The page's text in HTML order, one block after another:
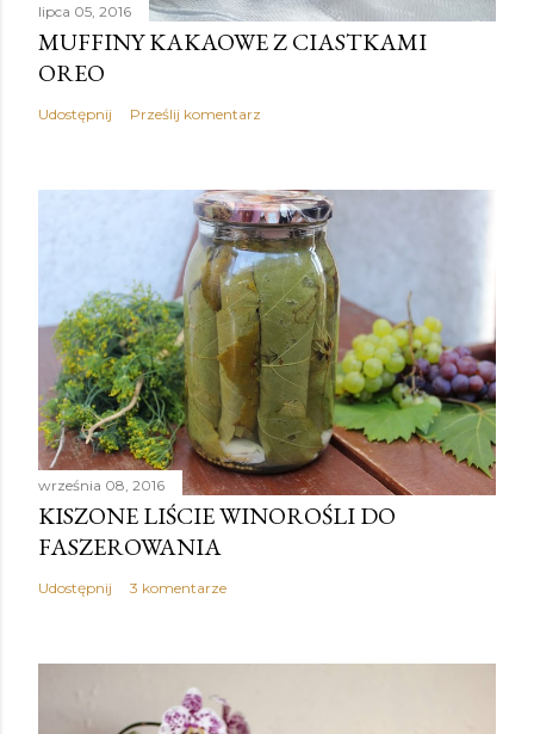
lipca 05, 2016
MUFFINY KAKAOWE Z CIASTKAMI
OREO
Udostępnij Prześlij komentarz
września 08, 2016
KISZONE LIŚCIE WINOROŚLI DO
FASZEROWANIA
Udostępnij 3 komentarze